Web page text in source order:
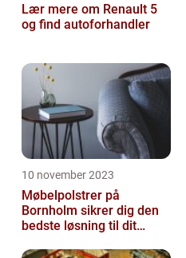
Lær mere om Renault 5
og find autoforhandler
10 november 2023
Møbelpolstrer på
Bornholm sikrer dig den
bedste løsning til dit